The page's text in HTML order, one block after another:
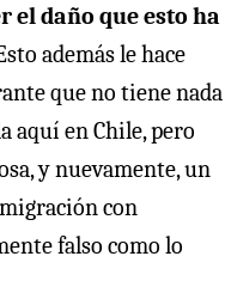
el daño que esto ha
además le hace
que no tiene nada
aquí en Chile, pero
y nuevamente, un
con
falso como lo